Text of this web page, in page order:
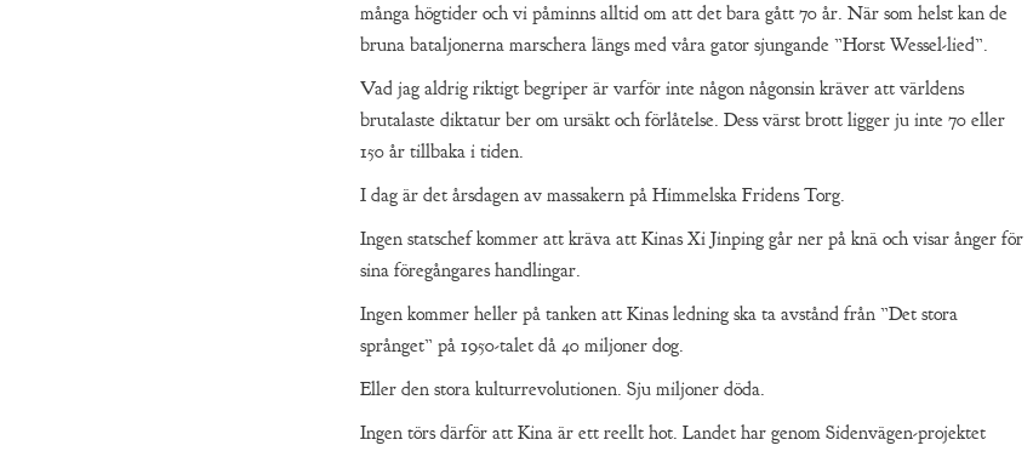
många högtider och vi påminns alltid om att det bara gått 70 år. När som helst kan de
bruna bataljonerna marschera längs med våra gator sjungande ”Horst Wessel-lied”.
Vad jag aldrig riktigt begriper är varför inte någon någonsin kräver att världens
brutalaste diktatur ber om ursäkt och förlåtelse. Dess värst brott ligger ju inte 70 eller
150 år tillbaka i tiden.
I dag är det årsdagen av massakern på Himmelska Fridens Torg.
Ingen statschef kommer att kräva att Kinas Xi Jinping går ner på knä och visar ånger för
sina föregångares handlingar.
Ingen kommer heller på tanken att Kinas ledning ska ta avstånd från ”Det stora
språnget” på 1950-talet då 40 miljoner dog.
Eller den stora kulturrevolutionen. Sju miljoner döda.
Ingen törs därför att Kina är ett reellt hot. Landet har genom Sidenvägen-projektet